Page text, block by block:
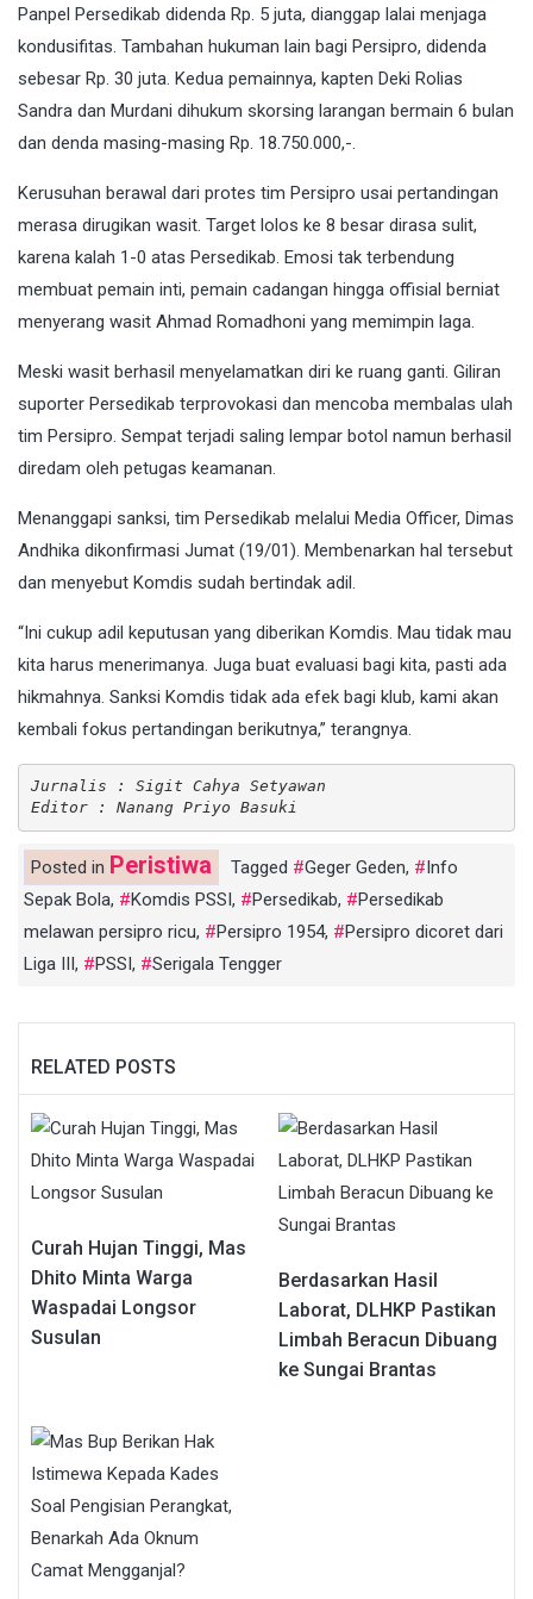
Panpel Persedikab didenda Rp. 5 juta, dianggap lalai menjaga
kondusifitas. Tambahan hukuman lain bagi Persipro, didenda
sebesar Rp. 30 juta. Kedua pemainnya, kapten Deki Rolias
Sandra dan Murdani dihukum skorsing larangan bermain 6 bulan
dan denda masing-masing Rp. 18.750.000,-.
Kerusuhan berawal dari protes tim Persipro usai pertandingan
merasa dirugikan wasit. Target lolos ke 8 besar dirasa sulit,
karena kalah 1-0 atas Persedikab. Emosi tak terbendung
membuat pemain inti, pemain cadangan hingga offisial berniat
menyerang wasit Ahmad Romadhoni yang memimpin laga.
Meski wasit berhasil menyelamatkan diri ke ruang ganti. Giliran
suporter Persedikab terprovokasi dan mencoba membalas ulah
tim Persipro. Sempat terjadi saling lempar botol namun berhasil
diredam oleh petugas keamanan.
Menanggapi sanksi, tim Persedikab melalui Media Officer, Dimas
Andhika dikonfirmasi Jumat (19/01). Membenarkan hal tersebut
dan menyebut Komdis sudah bertindak adil.
“Ini cukup adil keputusan yang diberikan Komdis. Mau tidak mau
kita harus menerimanya. Juga buat evaluasi bagi kita, pasti ada
hikmahnya. Sanksi Komdis tidak ada efek bagi klub, kami akan
kembali fokus pertandingan berikutnya,” terangnya.
Jurnalis : Sigit Cahya Setyawan
Editor : Nanang Priyo Basuki
Posted in Peristiwa Tagged Geger Geden,
Info
Sepak Bola, Komdis PSSI, Persedikab,
Persedikab
melawan persipro ricu, Persipro 1954,
Persipro dicoret dari
Liga III, PSSI, Serigala Tengger
RELATED POSTS
Curah Hujan Tinggi, Mas
Dhito Minta Warga
Waspadai Longsor
Susulan
Berdasarkan Hasil
Laborat, DLHKP Pastikan
Limbah Beracun Dibuang
ke Sungai Brantas